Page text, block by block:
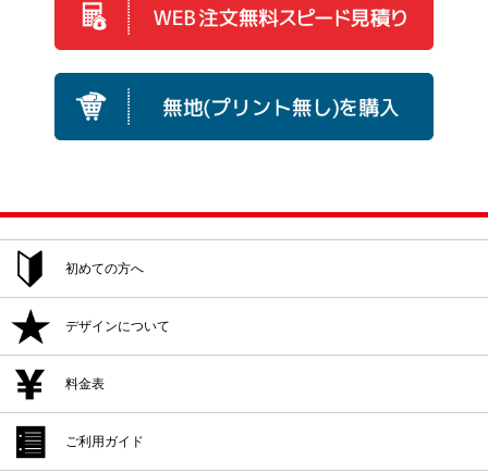
初めての方へ
ご注文方法
追加注文・再注文
デザインについて
デザイン作成
デザイン入稿
料金表
デザイン作成
ご利用ガイド